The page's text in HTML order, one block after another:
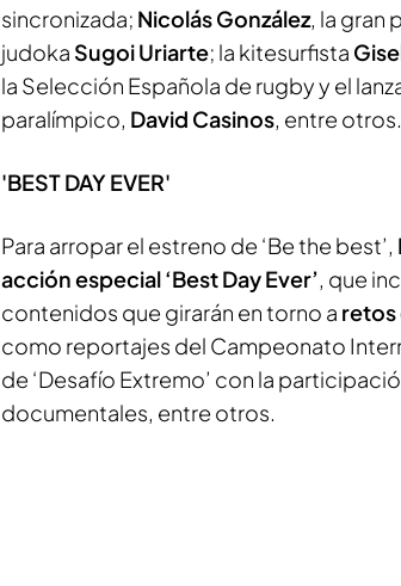
sincronizada; Nicolás González, la gran
judoka Sugoi Uriarte; la kitesurfista
la Selección Española de rugby y el
paralímpico, David Casinos, entre otros.
'BEST DAY EVER'
Para arropar el estreno de ‘Be the best’,
acción especial ‘Best Day Ever’, que
contenidos que girarán en torno a retos
como reportajes del Campeonato
de ‘Desafío Extremo’ con la
documentales, entre otros.